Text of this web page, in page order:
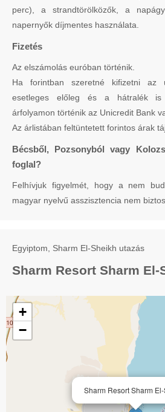
perc), a strandtörölközők, a
napernyők díjmentes használata.
Fizetés
Az elszámolás euróban történik.
Ha forintban szeretné kifizetni az
esetleges előleg és a hátralék is
árfolyamon történik az Unicredit Bank
Az árlistában feltüntetett forintos árak
Bécsből, Pozsonyból vagy
foglal?
Felhívjuk figyelmét, hogy a nem
magyar nyelvű asszisztencia nem
Egyiptom, Sharm El-Sheikh utazás
Sharm Resort Sharm El-
Sharm Resort Sharm
+
−